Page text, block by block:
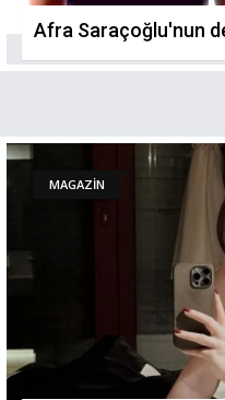
Afra Saraçoğlu'nun
MAGAZİN